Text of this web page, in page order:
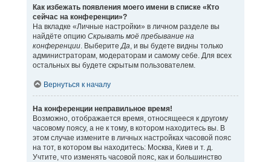
Как избежать появления моего имени в списке «Кто
сейчас на конференции»?
На вкладке «Личные настройки» в личном разделе вы
найдёте опцию Скрывать моё пребывание на
конференции. ВыберитеДа, и вы будете видны только
администраторам, модераторам и самому себе. Для всех
остальных вы будете скрытым пользователем.
Вернуться к началу
На конференции неправильное время!
Возможно, отображается время, относящееся к другому
часовому поясу, а не к тому, в котором находитесь вы. В
этом случае измените в личных настройках часовой пояс
на тот, в котором вы находитесь: Москва, Киев и т. д.
Учтите, что изменять часовой пояс, как и большинство